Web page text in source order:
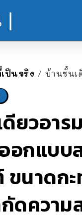
|
ป็นจริง / บ้านชั้นเดียวอารมณ์รีสอร์ท ออก
ดียวอา
อกแบบ
ขนาดก
ดความ